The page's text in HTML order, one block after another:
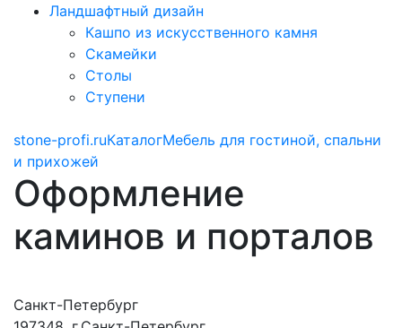
Ландшафтный дизайн
Кашпо из искусственного камня
Скамейки
Столы
Ступени
stone-profi.ruКаталогМебель для гостиной, спальни
и прихожей
Оформление
каминов и порталов
Санкт-Петербург